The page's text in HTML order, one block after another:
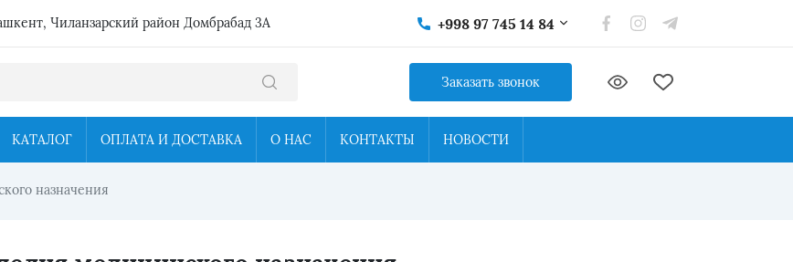
Чиланзарский район Домбрабад 3А +998 97 745 14 84
Заказать звонок
КАТАЛОГ ОПЛАТА И ДОСТАВКА О НАС КОНТАКТЫ НОВОСТИ
назначения